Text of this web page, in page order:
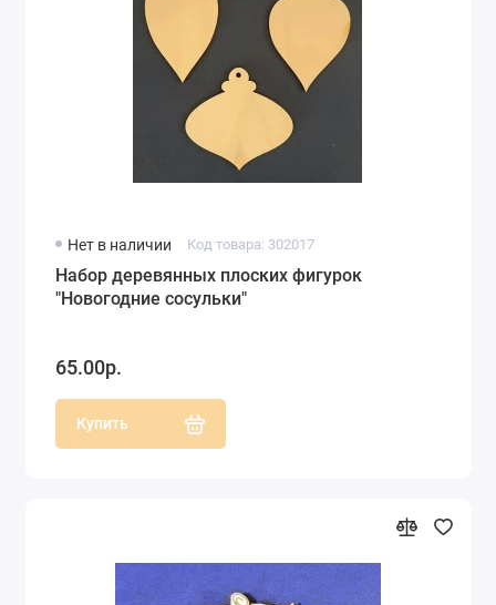
Нет в наличии Код товара: 302017
Набор деревянных плоских фигурок
"Новогодние сосульки"
65.00р.
Купить